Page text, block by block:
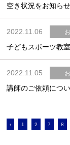
空き状況をお知ら
2022.11.06
子どもスポーツ教室
2022.11.05
講師のご依頼につ
‹ 1 2 7 8